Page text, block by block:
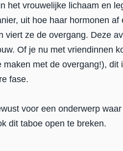
het vrouwelijke lichaam en
uit hoe haar hormonen
viert ze de overgang. Deze
Of je nu met vriendinnen
met de overgang!), dit
fase.
voor een onderwerp
dit taboe open te breken.